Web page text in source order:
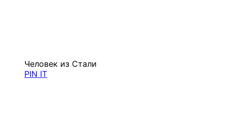
Человек из Стали
PIN IT